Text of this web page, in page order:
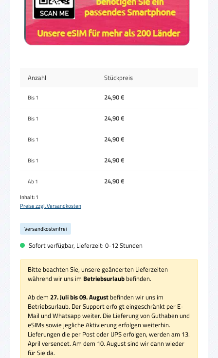
Anzahl Stückpreis
Bis1 24,90 €
Bis1 24,90 €
Bis1 24,90 €
Bis1 24,90 €
Ab1 24,90 €
Inhalt:1
Preise zzgl. Versandkosten
Versandkostenfrei
Sofort verfügbar, Lieferzeit: 0-12 Stunden
Bitte beachten Sie, unsere geänderten Lieferzeiten
während wir uns im Betriebsurlaub befinden.
Ab dem 27. Juli bis 09. August befinden wir uns im
Betriebsurlaub. Der Support erfolgt eingeschränkt per E-
Mail und Whatsapp weiter. Die Lieferung von Guthaben und
eSIMs sowie jegliche Aktivierung erfolgen weiterhin.
Lieferungen die per Post oder UPS erfolgen, werden am 13.
April versendet. Am dem 10. August sind wir dann wieder
für Sie da.